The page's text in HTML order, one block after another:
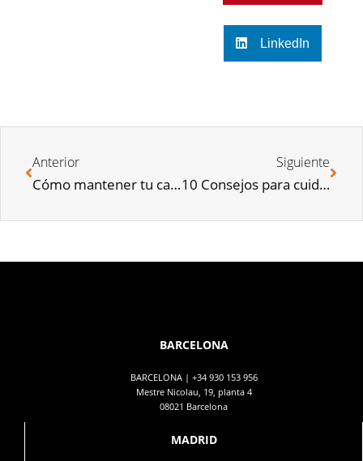
LinkedIn
Anterior
Cómo mantener tu casa limpia si tienes mascotas o perros
Siguiente
10 Consejos para cuidar el Medio Ambiente desde casa
BARCELONA
BARCELONA | +34 930 153 956
Mestre Nicolau, 19, planta 4
08021 Barcelona
MADRID